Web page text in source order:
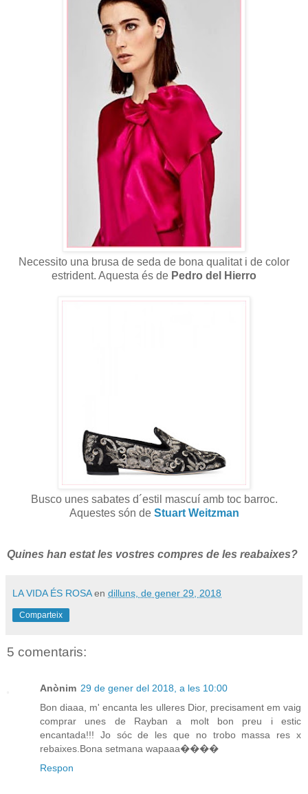
Necessito una brusa de seda de bona qualitat i de color
estrident. Aquesta és de Pedro del Hierro
Busco unes sabates d´estil mascuí amb toc barroc.
Aquestes són de Stuart Weitzman
Quines han estat les vostres compres de les reabaixes?
LA VIDA ÉS ROSA en dilluns, de gener 29, 2018
Comparteix
5 comentaris:
Anònim 29 de gener del 2018, a les 10:00
Bon diaaa, m' encanta les ulleres Dior, precisament em vaig
comprar unes de Rayban a molt bon preu i estic
encantada!!! Jo sóc de les que no trobo massa res x
rebaixes.Bona setmana wapaaa����
Respon